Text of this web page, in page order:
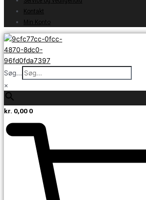
Kontakt
Min Konto
Søg...
×
kr. 0,00 0